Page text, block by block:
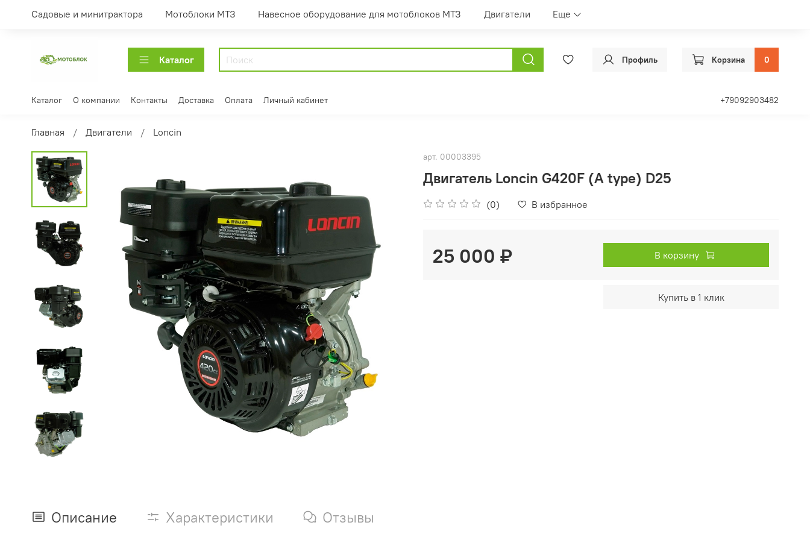
Садовые и минитрактора Мотоблоки МТЗ Навесное оборудование для мотоблоков МТЗ Двигатели Еще
Каталог Профиль Корзина 0
Каталог О компании Контакты Доставка Оплата Личный кабинет +79092903482
Главная Двигатели Loncin
арт. 00003395
Двигатель Loncin G420F (A type) D25
(0) В избранное
25 000 ₽ В корзину
Купить в 1 клик
Описание Характеристики Отзывы